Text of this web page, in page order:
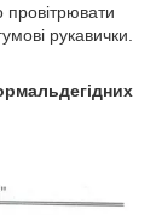
провітрювати
рукавички.